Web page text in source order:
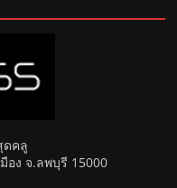
ดคลู
อง จ.ลพบุรี 15000